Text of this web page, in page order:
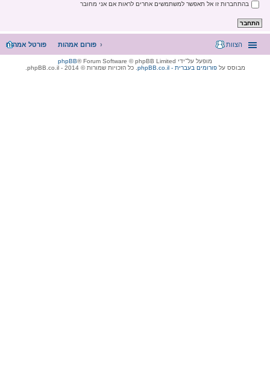
בהתחברות זו אל תאפשר למשתמשים אחרים לראות אם אני מחובר
פורטל אמהות פורום אמהות הצוות
מופעל על־ידי phpBB® Forum Software © phpBB Limited
מבוסס עלphpBB.co.il - פורומים בעברית . כל הזכויות שמורות © 2014 - phpBB.co.il.